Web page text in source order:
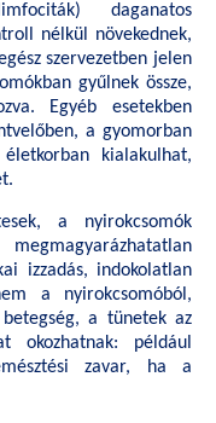
daganatos
nélkül növekednek,
szervezetben jelen
gyűlnek össze,
Egyéb esetekben
a gyomorban
kialakulhat,
a nyirokcsomók
izzadás, indokolatlan
a nyirokcsomóból,
a tünetek az
okozhatnak: például
zavar, ha a